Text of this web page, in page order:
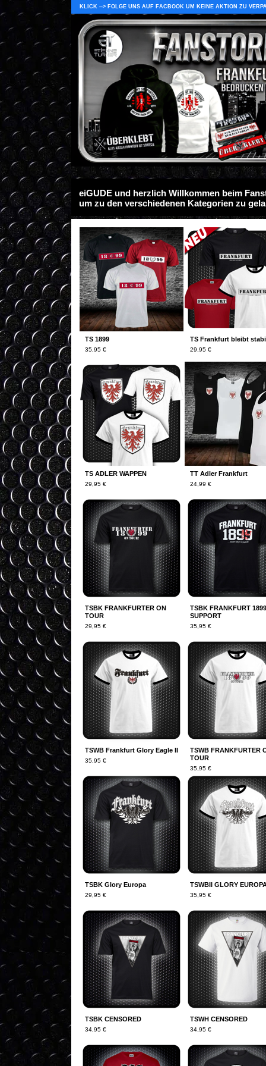
KLICK --> FOLGE UNS AUF FACBOOK UM KEINE AKTION ZU
eiGUDE und herzlich Willkommen beim
um zu den verschiedenen Kategorien zu
TS 1899
35,95 €
TS Frankfurt bleibt
29,95 €
TS ADLER WAPPEN
29,95 €
TT Adler Frankfurt
24,99 €
TSBK FRANKFURTER ON
TOUR
29,95 €
TSBK FRANKFURT 1899
SUPPORT
35,95 €
TSWB Frankfurt Glory Eagle II
35,95 €
TSWB FRANKFURTER
TOUR
35,95 €
TSBK Glory Europa
29,95 €
TSWBII GLORY
35,95 €
TSBK CENSORED
34,95 €
TSWH CENSORED
34,95 €